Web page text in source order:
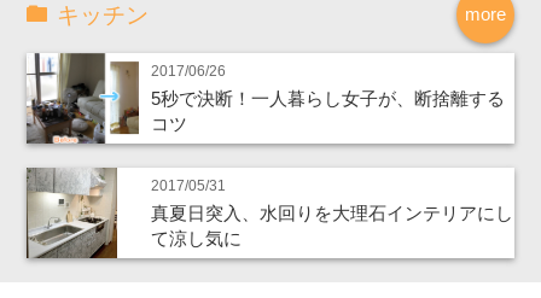
more
キッチン
2017/06/26
5秒で決断！一人暮らし女子が、断捨離する
コツ
2017/05/31
真夏日突入、水回りを大理石インテリアにし
て涼し気に